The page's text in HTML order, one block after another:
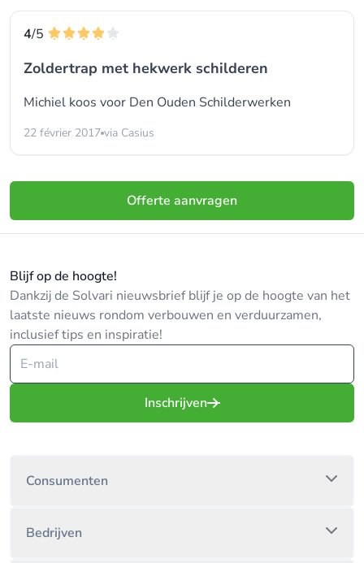
4/5
Zoldertrap met hekwerk schilderen
Michiel koos voor Den Ouden Schilderwerken
22 février 2017 via Casius
Offerte aanvragen
Blijf op de hoogte!
Dankzij de Solvari nieuwsbrief blijf je op de hoogte van het
laatste nieuws rondom verbouwen en verduurzamen,
inclusief tips en inspiratie!
Inschrijven
Consumenten
Bedrijven